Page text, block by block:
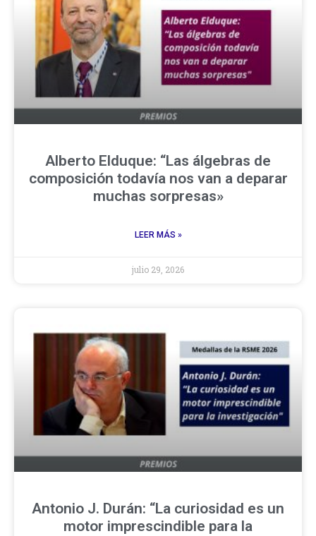
Alberto Elduque: “Las álgebras de
composición todavía nos van a deparar
muchas sorpresas»
LEER MÁS »
julio 29, 2026
Antonio J. Durán: “La curiosidad es un
motor imprescindible para la